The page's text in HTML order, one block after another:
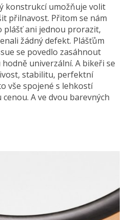
konstrukcí umožňuje volit
přilnavost. Přitom se nám
plášť ani jednou prorazit,
žádný defekt. Plášťům
se povedlo zasáhnout
univerzální. A bikeři se
stabilitu, perfektní
vše spojené s lehkostí
A ve dvou barevných